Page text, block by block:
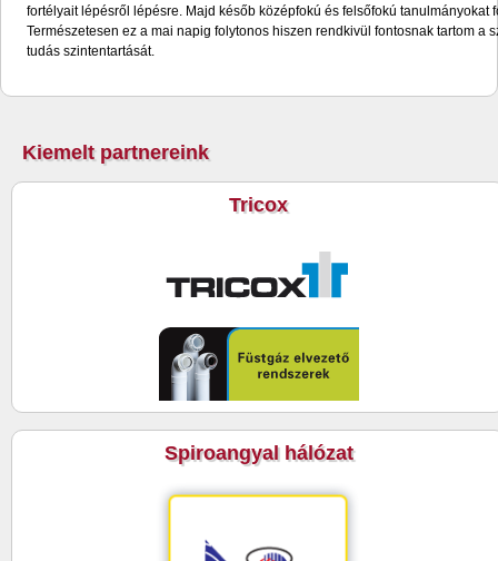
fortélyait lépésről lépésre. Majd későb középfokú és felsőfokú tanulmányokat
Természetesen ez a mai napig folytonos hiszen rendkivül fontosnak tartom a
tudás szintentartását.
Kiemelt partnereink
Tricox
Spiroangyal hálózat